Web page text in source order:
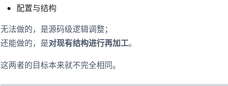
配置与结构
无法做的，是源码级逻辑调整；
还能做的，是对现有结构进行再加工。
这两者的目标本来就不完全相同。